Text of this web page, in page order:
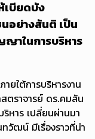
เบียดบัง
อย่างสันติ เป็น
าในการบริหาร
ยใต้การบริหารงาน
ตราจารย์ ดร.คมสัน
หาร เปลี่ยนผ่านมา
วัฒน์ มีเรื่องราวที่น่า